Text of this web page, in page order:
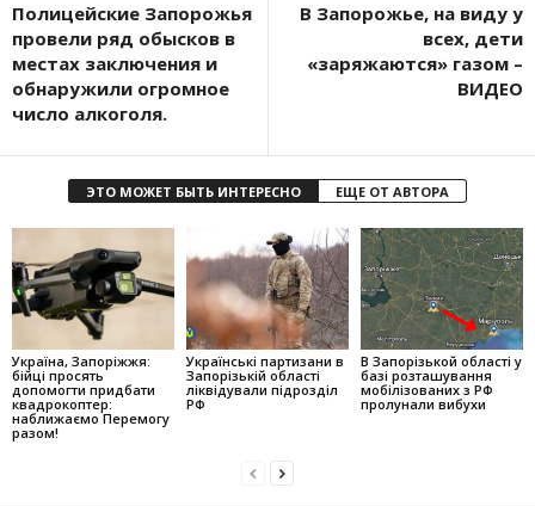
Полицейские Запорожья
провели ряд обысков в
местах заключения и
обнаружили огромное
число алкоголя.
В Запорожье, на виду у
всех, дети
«заряжаются» газом –
ВИДЕО
ЭТО МОЖЕТ БЫТЬ ИНТЕРЕСНО ЕЩЕ ОТ АВТОРА
Україна, Запоріжжя:
бійці просять
допомогти придбати
квадрокоптер:
наближаємо Перемогу
разом!
Українські партизани в
Запорізькій області
ліквідували підрозділ
РФ
В Запорізькой області у
базі розташування
мобілізованих з РФ
пролунали вибухи